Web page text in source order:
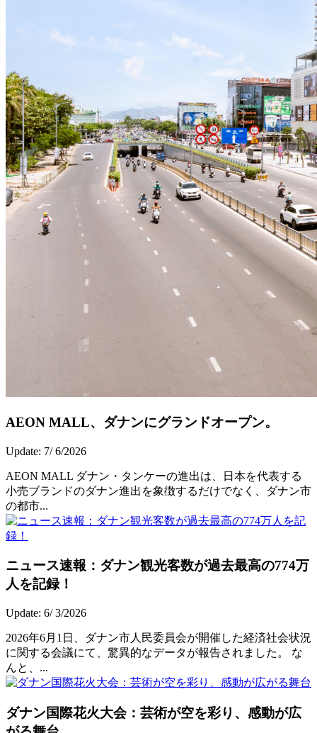
AEON MALL、ダナンにグランドオープン。
Update: 7/ 6/2026
AEON MALL ダナン・タンケーの進出は、日本を代表する
小売ブランドのダナン進出を象徴するだけでなく、ダナン市
の都市...
ニュース速報：ダナン観光客数が過去最高の774万
人を記録！
Update: 6/ 3/2026
2026年6月1日、ダナン市人民委員会が開催した経済社会状況
に関する会議にて、驚異的なデータが報告されました。 な
んと、...
ダナン国際花火大会：芸術が空を彩り、感動が広